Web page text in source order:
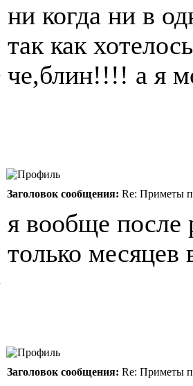
ни когда ни в
так как
че,блин!!!! а я
Заголовок сообщения: Re: Приметы
я вообще после
только
Заголовок сообщения: Re: Приметы